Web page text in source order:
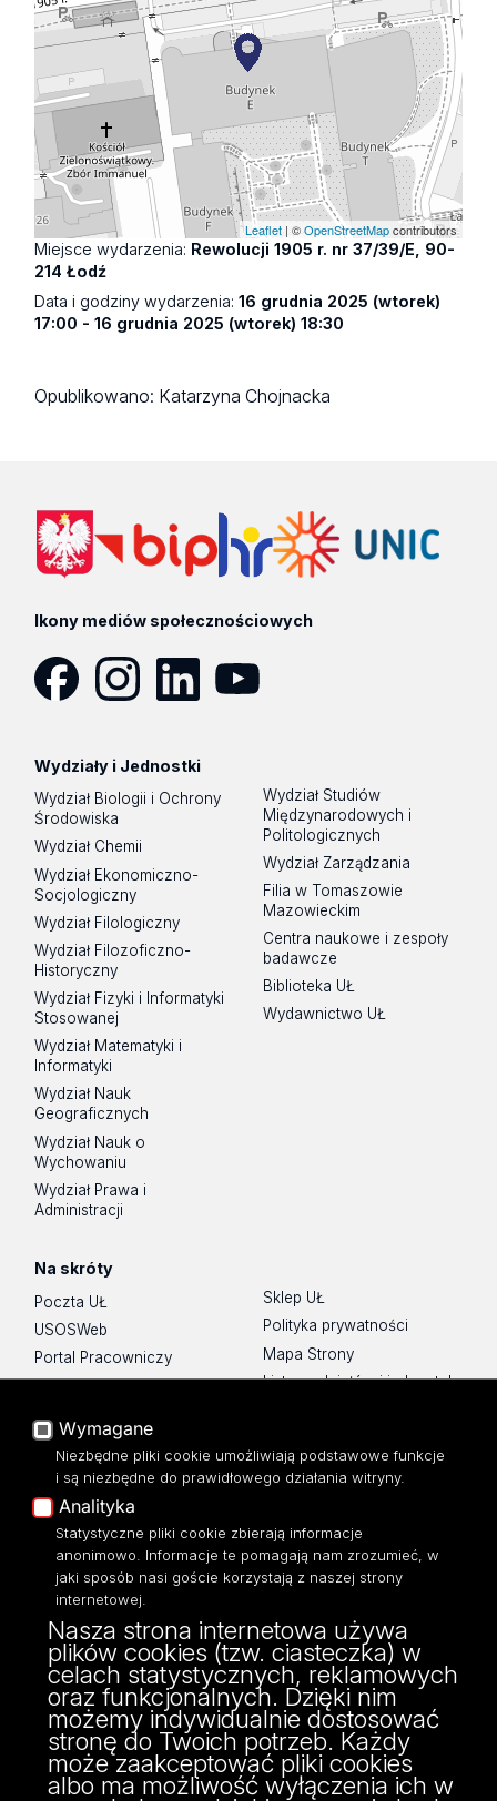
Leaflet| ©OpenStreetMapcontributors
Miejsce wydarzenia: Rewolucji 1905 r. nr 37/39/E, 90-
214 Łodź
Data i godziny wydarzenia:16 grudnia 2025 (wtorek)
17:00 - 16 grudnia 2025 (wtorek) 18:30
Opublikowano: Katarzyna Chojnacka
Ikony mediów społecznościowych
Wydziały i Jednostki
Wydział Biologii i Ochrony
Środowiska
Wydział Chemii
Wydział Ekonomiczno-
Socjologiczny
Wydział Filologiczny
Wydział Filozoficzno-
Historyczny
Wydział Fizyki i Informatyki
Stosowanej
Wydział Matematyki i
Informatyki
Wydział Nauk
Geograficznych
Wydział Nauk o
Wychowaniu
Wydział Prawa i
Administracji
Wydział Studiów
Międzynarodowych i
Politologicznych
Wydział Zarządzania
Filia w Tomaszowie
Mazowieckim
Centra naukowe i zespoły
badawcze
Biblioteka UŁ
Wydawnictwo UŁ
Na skróty
Poczta UŁ
USOSWeb
Portal Pracowniczy
Baza Aktów Własnych
Moodle
Eksperci UŁ
Polityka Prywatności
Dostępność
Sklep UŁ
Polityka prywatności
Mapa Strony
Lista wydziałów i jednostek
ul. Pomorska 171/173
90-236 Łódź
kontakt@filologia.uni.lodz.pl
tel: 42/665 51 06
fax: 42/665 52 54
Wymagane
Niezbędne pliki cookie umożliwiają podstawowe funkcje
i są niezbędne do prawidłowego działania witryny.
Analityka
Statystyczne pliki cookie zbierają informacje
anonimowo. Informacje te pomagają nam zrozumieć, w
jaki sposób nasi goście korzystają z naszej strony
internetowej.
Nasza strona internetowa używa
plików cookies (tzw. ciasteczka) w
celach statystycznych, reklamowych
oraz funkcjonalnych. Dzięki nim
możemy indywidualnie dostosować
stronę do Twoich potrzeb. Każdy
może zaakceptować pliki cookies
albo ma możliwość wyłączenia ich w